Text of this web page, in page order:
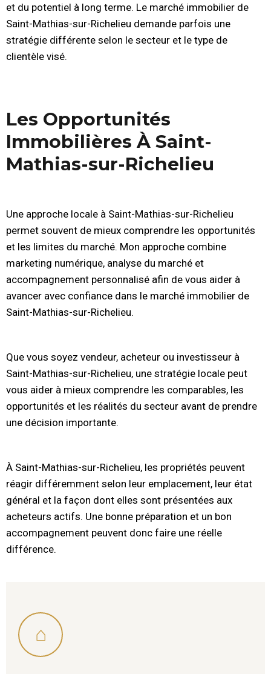
et du potentiel à long terme. Le marché immobilier de
Saint-Mathias-sur-Richelieu demande parfois une
stratégie différente selon le secteur et le type de
clientèle visé.
Les Opportunités
Immobilières À Saint-
Mathias-sur-Richelieu
Une approche locale à Saint-Mathias-sur-Richelieu
permet souvent de mieux comprendre les opportunités
et les limites du marché. Mon approche combine
marketing numérique, analyse du marché et
accompagnement personnalisé afin de vous aider à
avancer avec confiance dans le marché immobilier de
Saint-Mathias-sur-Richelieu.
Que vous soyez vendeur, acheteur ou investisseur à
Saint-Mathias-sur-Richelieu, une stratégie locale peut
vous aider à mieux comprendre les comparables, les
opportunités et les réalités du secteur avant de prendre
une décision importante.
À Saint-Mathias-sur-Richelieu, les propriétés peuvent
réagir différemment selon leur emplacement, leur état
général et la façon dont elles sont présentées aux
acheteurs actifs. Une bonne préparation et un bon
accompagnement peuvent donc faire une réelle
différence.
⌂